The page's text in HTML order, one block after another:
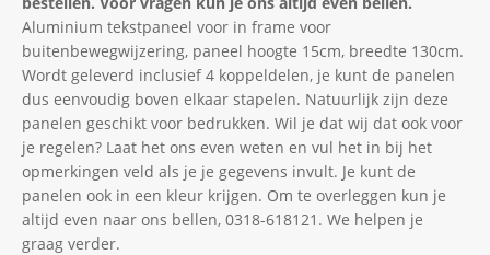
Aluminium tekstpaneel voor in frame voor
buitenbewegwijzering, paneel hoogte 15cm, breedte 130cm.
Wordt geleverd inclusief 4 koppeldelen, je kunt de panelen
dus eenvoudig boven elkaar stapelen. Natuurlijk zijn deze
panelen geschikt voor bedrukken. Wil je dat wij dat ook voor
je regelen? Laat het ons even weten en vul het in bij het
opmerkingen veld als je je gegevens invult. Je kunt de
panelen ook in een kleur krijgen. Om te overleggen kun je
altijd even naar ons bellen, 0318-618121. We helpen je
graag verder.